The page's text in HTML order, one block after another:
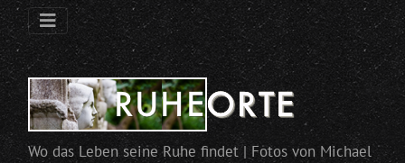
Wo das Leben seine Ruhe findet | Fotos von Michael